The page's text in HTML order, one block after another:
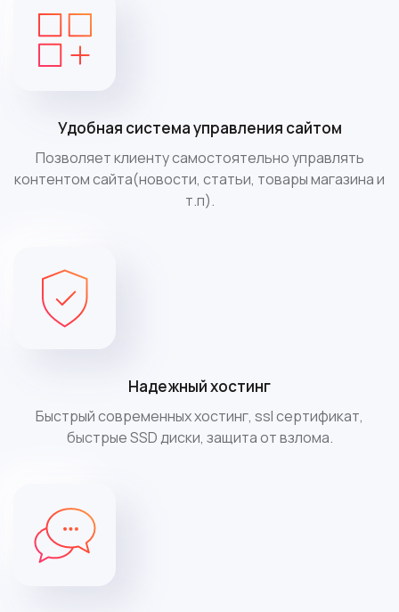
Удобная система управления сайтом
Позволяет клиенту самостоятельно управлять
контентом сайта(новости, статьи, товары магазина и
т.п).
Надежный хостинг
Быстрый современных хостинг, ssl сертификат,
быстрые SSD диски, защита от взлома.